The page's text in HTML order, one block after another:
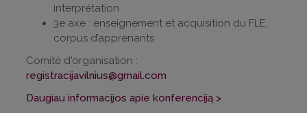
interprétation
3e axe : enseignement et acquisition du FLE,
corpus d’apprenants
Comité d'organisation :
registracijavilnius@gmail.com
Daugiau informacijos apie konferenciją >